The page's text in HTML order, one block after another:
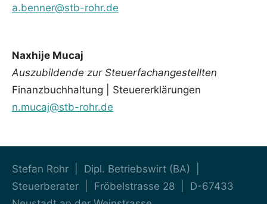
a.benner@stb-rohr.de
Naxhije Mucaj
Auszubildende zur Steuerfachangestellten
Finanzbuchhaltung | Steuererklärungen
n.mucaj@stb-rohr.de
Stefan Rohr | Dipl. Betriebswirt (BA) |
Steuerberater | Fröbelstrasse 28 | D-67433